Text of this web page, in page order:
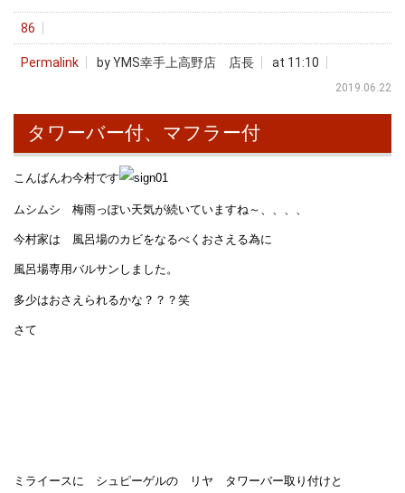
86
Permalink by YMS幸手上高野店 店長 at 11:10
2019.06.22
タワーバー付、マフラー付
こんばんわ今村です
ムシムシ 梅雨っぽい天気が続いていますね～、、、、
今村家は 風呂場のカビをなるべくおさえる為に
風呂場専用バルサンしました。
多少はおさえられるかな？？？笑
さて
ミライースに シュピーゲルの リヤ タワーバー取り付けと